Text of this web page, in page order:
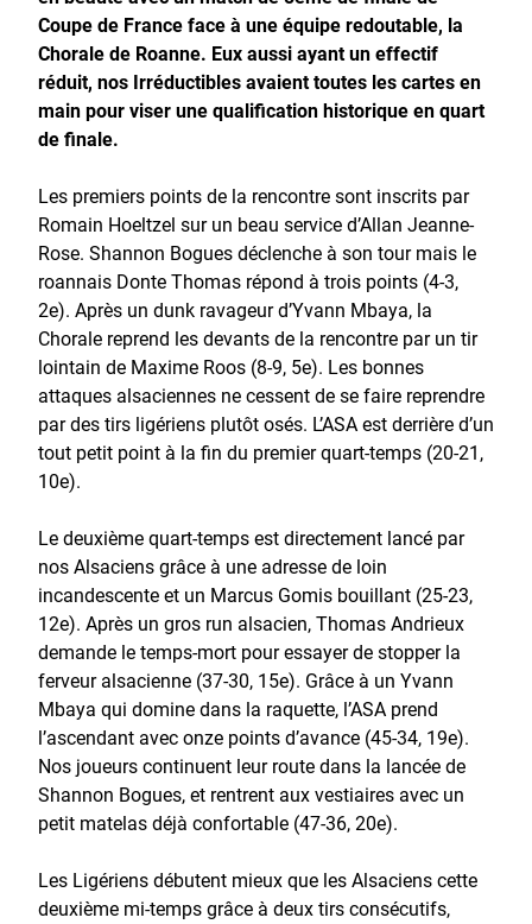
Coupe de France face à une équipe redoutable, la
Chorale de Roanne. Eux aussi ayant un effectif
réduit, nos Irréductibles avaient toutes les cartes en
main pour viser une qualification historique en quart
de finale.
Les premiers points de la rencontre sont inscrits par
Romain Hoeltzel sur un beau service d’Allan Jeanne-
Rose. Shannon Bogues déclenche à son tour mais le
roannais Donte Thomas répond à trois points (4-3,
2e). Après un dunk ravageur d’Yvann Mbaya, la
Chorale reprend les devants de la rencontre par un tir
lointain de Maxime Roos (8-9, 5e). Les bonnes
attaques alsaciennes ne cessent de se faire reprendre
par des tirs ligériens plutôt osés. L’ASA est derrière d’un
tout petit point à la fin du premier quart-temps (20-21,
10e).
Le deuxième quart-temps est directement lancé par
nos Alsaciens grâce à une adresse de loin
incandescente et un Marcus Gomis bouillant (25-23,
12e). Après un gros run alsacien, Thomas Andrieux
demande le temps-mort pour essayer de stopper la
ferveur alsacienne (37-30, 15e). Grâce à un Yvann
Mbaya qui domine dans la raquette, l’ASA prend
l’ascendant avec onze points d’avance (45-34, 19e).
Nos joueurs continuent leur route dans la lancée de
Shannon Bogues, et rentrent aux vestiaires avec un
petit matelas déjà confortable (47-36, 20e).
Les Ligériens débutent mieux que les Alsaciens cette
deuxième mi-temps grâce à deux tirs consécutifs,